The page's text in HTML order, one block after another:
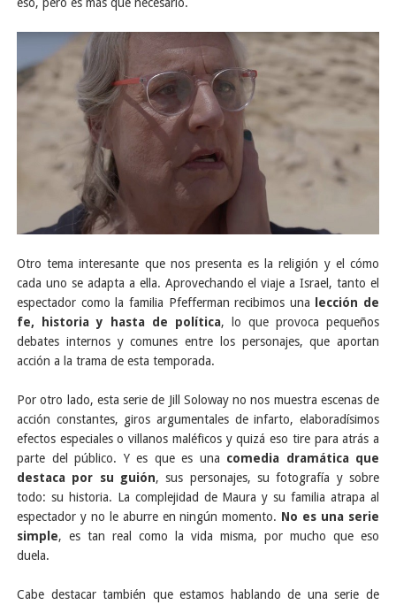
Otro tema interesante que nos presenta es la religión y el cómo
cada uno se adapta a ella. Aprovechando el viaje a Israel, tanto el
espectador como la familia Pfefferman recibimos una
lección de
fe, historia y hasta de política, lo que provoca pequeños
debates internos y comunes entre los personajes, que aportan
acción a la trama de esta temporada.
Por otro lado, esta serie de Jill Soloway no nos muestra escenas de
acción constantes, giros argumentales de infarto, elaboradísimos
efectos especiales o villanos maléficos y quizá eso tire para atrás a
parte del público. Y es que es una comedia dramática que
destaca por su guión, sus personajes, su fotografía y sobre
todo: su historia. La complejidad de Maura y su familia atrapa al
espectador y no le aburre en ningún momento. No es una serie
simple, es tan real como la vida misma, por mucho que eso
duela.
Cabe destacar también que estamos hablando de una serie de